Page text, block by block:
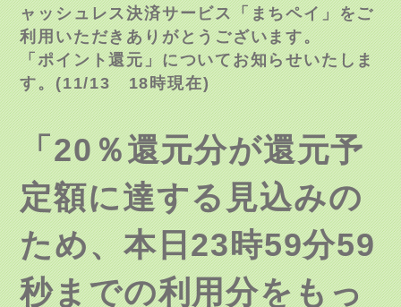
ャッシュレス決済サービス「まちペイ」をご
利用いただきありがとうございます。
「ポイント還元」についてお知らせいたしま
す。(11/13 18時現在)
「20％還元分が還元予
定額に達する見込みの
ため、本日23時59分59
秒までの利用分をもっ